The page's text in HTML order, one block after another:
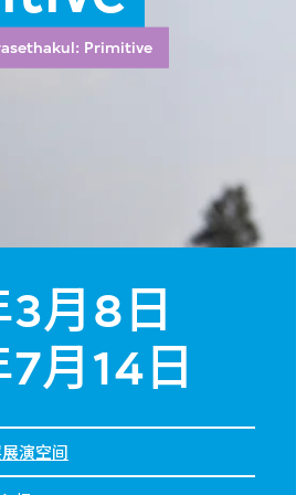
Primitive
月8日
月14日
演空间